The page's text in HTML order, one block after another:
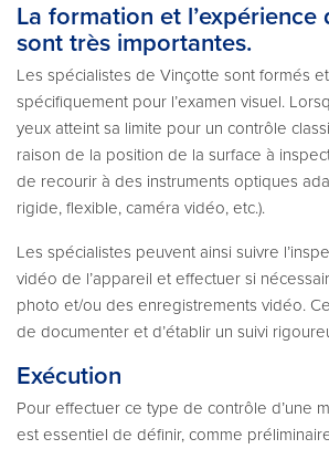
La formation et
sont très importantes.
Les spécialistes de Vinçotte sont formés
spécifiquement pour l’examen visuel.
yeux atteint sa limite pour un contrôle
raison de la position de la surface à
de recourir à des instruments optiques
rigide, flexible, caméra vidéo, etc.).
Les spécialistes peuvent ainsi suivre
vidéo de l’appareil et effectuer si
photo et/ou des enregistrements vidéo.
de documenter et d’établir un suivi
Exécution
Pour effectuer ce type de contrôle d’une
est essentiel de définir, comme